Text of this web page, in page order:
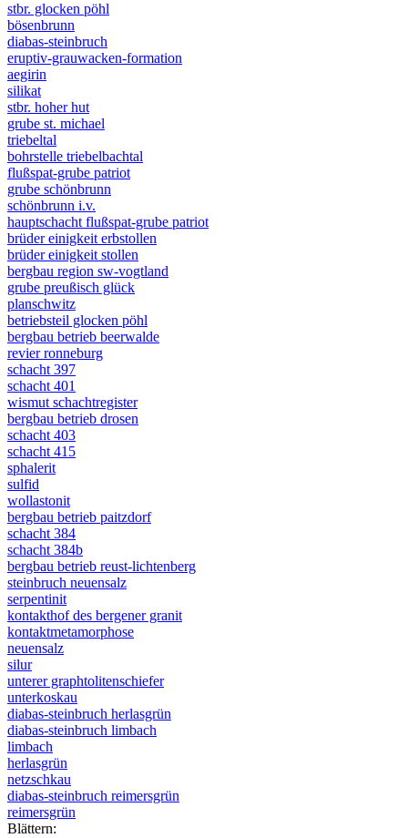
stbr. glocken pöhl
bösenbrunn
diabas-steinbruch
eruptiv-grauwacken-formation
aegirin
silikat
stbr. hoher hut
grube st. michael
triebeltal
bohrstelle triebelbachtal
flußspat-grube patriot
grube schönbrunn
schönbrunn i.v.
hauptschacht flußspat-grube patriot
brüder einigkeit erbstollen
brüder einigkeit stollen
bergbau region sw-vogtland
grube preußisch glück
planschwitz
betriebsteil glocken pöhl
bergbau betrieb beerwalde
revier ronneburg
schacht 397
schacht 401
wismut schachtregister
bergbau betrieb drosen
schacht 403
schacht 415
sphalerit
sulfid
wollastonit
bergbau betrieb paitzdorf
schacht 384
schacht 384b
bergbau betrieb reust-lichtenberg
steinbruch neuensalz
serpentinit
kontakthof des bergener granit
kontaktmetamorphose
neuensalz
silur
unterer graphtolitenschiefer
unterkoskau
diabas-steinbruch herlasgrün
diabas-steinbruch limbach
limbach
herlasgrün
netzschkau
diabas-steinbruch reimersgrün
reimersgrün
Blättern: